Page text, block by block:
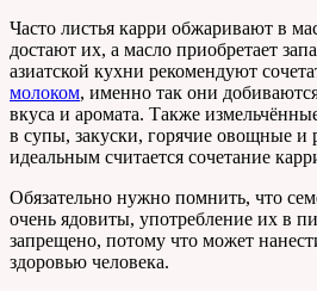
Часто листья карри обжаривают в
достают их, а масло приобретает
азиатской кухни рекомендуют
молоком, именно так они
вкуса и аромата. Также
в супы, закуски, горячие овощные
идеальным считается сочетание
Обязательно нужно помнить, что
очень ядовиты, употребление их в
запрещено, потому что может
здоровью человека.